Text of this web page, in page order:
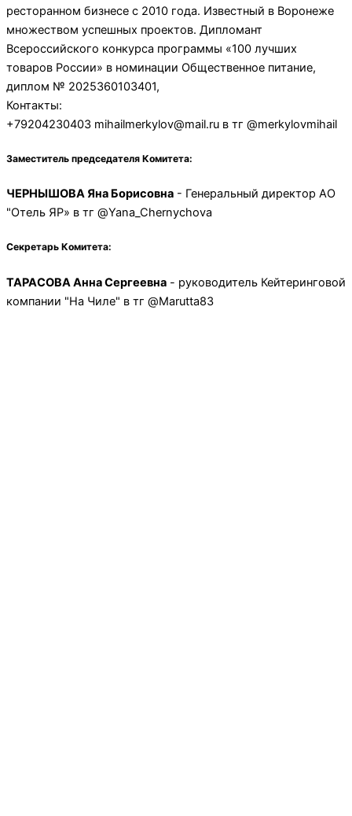
ресторанном бизнесе с 2010 года. Известный в Воронеже
множеством успешных проектов. Дипломант
Всероссийского конкурса программы «100 лучших
товаров России» в номинации Общественное питание,
диплом № 2025360103401,
Контакты:
+79204230403 mihailmerkylov@mail.ru в тг @merkylovmihail
Заместитель председателя Комитета:
ЧЕРНЫШОВА Яна Борисовна - Генеральный директор АО
"Отель ЯР» в тг @Yana_Chernychova
Секретарь Комитета:
ТАРАСОВА Анна Сергеевна - руководитель Кейтеринговой
компании "На Чиле" в тг @Marutta83